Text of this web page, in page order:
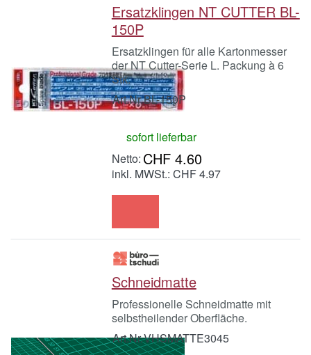
Ersatzklingen NT CUTTER BL-
150P
Ersatzklingen für alle Kartonmesser
der NT Cutter-Serie L. Packung à 6
Stk.
Art.Nr.BL-150P
sofort lieferbar
CHF 4.60
inkl. MWSt.: CHF 4.97
Schneidmatte
Professionelle Schneidmatte mit
selbstheilender Oberfläche.
Art.Nr.VHSMATTE3045